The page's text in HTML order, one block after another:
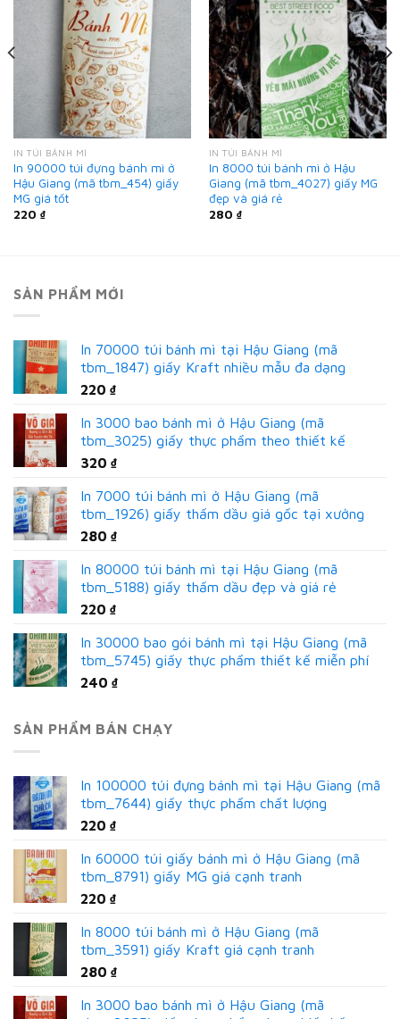
IN TÚI BÁNH MÌ
In 90000 túi đựng bánh mì ở
Hậu Giang (mã tbm_454) giấy
MG giá tốt
220 ₫
IN TÚI BÁNH MÌ
In 8000 túi bánh mì ở Hậu
Giang (mã tbm_4027) giấy MG
đẹp và giá rẻ
280 ₫
SẢN PHẨM MỚI
In 70000 túi bánh mì tại Hậu Giang (mã
tbm_1847) giấy Kraft nhiều mẫu đa dạng
220 ₫
In 3000 bao bánh mì ở Hậu Giang (mã
tbm_3025) giấy thực phẩm theo thiết kế
320 ₫
In 7000 túi bánh mì ở Hậu Giang (mã
tbm_1926) giấy thấm dầu giá gốc tại xưởng
280 ₫
In 80000 túi bánh mì tại Hậu Giang (mã
tbm_5188) giấy thấm dầu đẹp và giá rẻ
220 ₫
In 30000 bao gói bánh mì tại Hậu Giang (mã
tbm_5745) giấy thực phẩm thiết kế miễn phí
240 ₫
SẢN PHẨM BÁN CHẠY
In 100000 túi đựng bánh mì tại Hậu Giang (mã
tbm_7644) giấy thực phẩm chất lượng
220 ₫
In 60000 túi giấy bánh mì ở Hậu Giang (mã
tbm_8791) giấy MG giá cạnh tranh
220 ₫
In 8000 túi bánh mì ở Hậu Giang (mã
tbm_3591) giấy Kraft giá cạnh tranh
280 ₫
In 3000 bao bánh mì ở Hậu Giang (mã